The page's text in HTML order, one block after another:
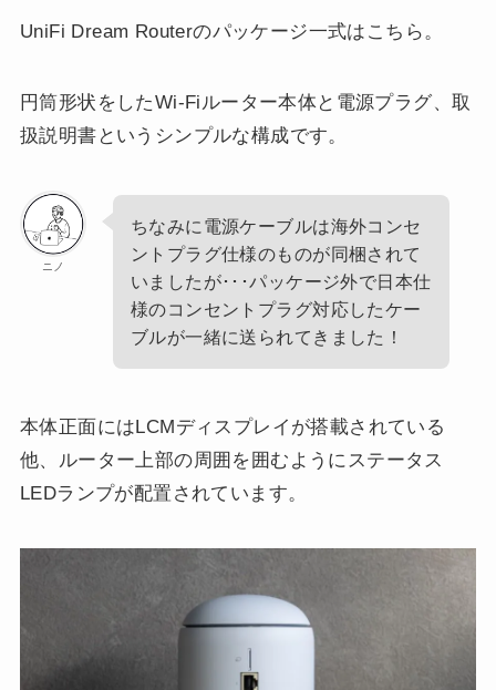
UniFi Dream Routerのパッケージ一式はこちら。
円筒形状をしたWi-Fiルーター本体と電源プラグ、取
扱説明書というシンプルな構成です。
ニノ
ちなみに電源ケーブルは海外コンセ
ントプラグ仕様のものが同梱されて
いましたが･･･パッケージ外で日本仕
様のコンセントプラグ対応したケー
ブルが一緒に送られてきました！
本体正面にはLCMディスプレイが搭載されている
他、ルーター上部の周囲を囲むようにステータス
LEDランプが配置されています。